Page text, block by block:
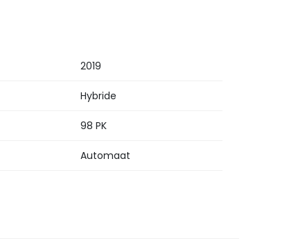
2019
Hybride
98 PK
Automaat